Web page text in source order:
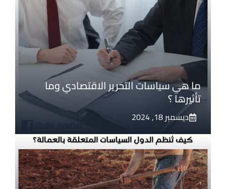
ما هي سياسات التحرير الاقتصادي وما
تأثيرها ؟
ديسمبر 18, 2024